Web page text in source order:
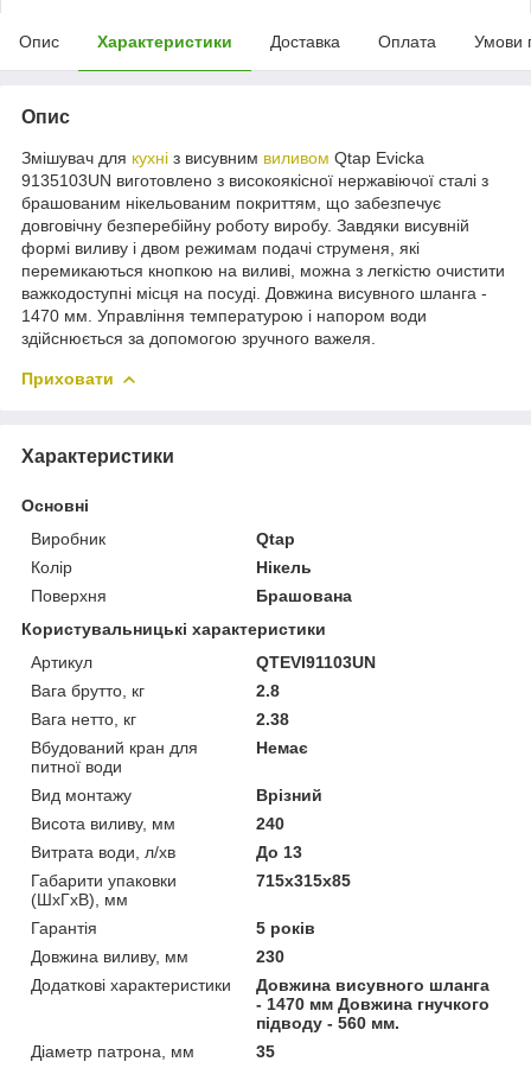
Опис Характеристики Доставка Оплата Умови
Опис
Змішувач для кухні з висувним виливом Qtap Evicka
9135103UN виготовлено з високоякісної нержавіючої сталі з
брашованим нікельованим покриттям, що забезпечує
довговічну безперебійну роботу виробу. Завдяки висувній
формі виливу і двом режимам подачі струменя, які
перемикаються кнопкою на виливі, можна з легкістю очистити
важкодоступні місця на посуді. Довжина висувного шланга -
1470 мм. Управління температурою і напором води
здійснюється за допомогою зручного важеля.
Приховати
Характеристики
Основні
Виробник
Qtap
Колір
Нікель
Поверхня
Брашована
Користувальницькі характеристики
Артикул
QTEVI91103UN
Вага брутто, кг
2.8
Вага нетто, кг
2.38
Вбудований кран для
питної води
Немає
Вид монтажу
Врізний
Висота виливу, мм
240
Витрата води, л/хв
До 13
Габарити упаковки
(ШхГхВ), мм
715х315х85
Гарантія
5 років
Довжина виливу, мм
230
Додаткові характеристики
Довжина висувного шланга
- 1470 мм Довжина гнучкого
підводу - 560 мм.
Діаметр патрона, мм
35